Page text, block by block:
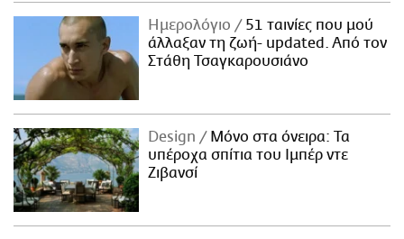
Ημερολόγιο
51 ταινίες που μού
άλλαξαν τη ζωή- updated. Aπό τον
Στάθη Τσαγκαρουσιάνο
Design
Μόνο στα όνειρα: Τα
υπέροχα σπίτια του Ιμπέρ ντε
Ζιβανσί